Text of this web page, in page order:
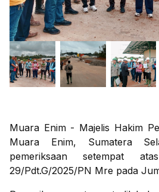
Muara Enim - Majelis Hakim
Muara Enim, Sumatera
pemeriksaan setempat
29/Pdt.G/2025/PN Mre pada